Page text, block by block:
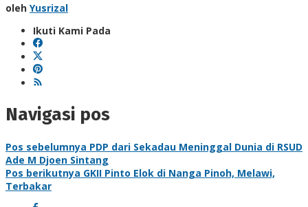
oleh Yusrizal
Ikuti Kami Pada
Navigasi pos
Pos sebelumnya PDP dari Sekadau Meninggal Dunia di RSUD
Ade M Djoen Sintang
Pos berikutnya GKII Pinto Elok di Nanga Pinoh, Melawi,
Terbakar